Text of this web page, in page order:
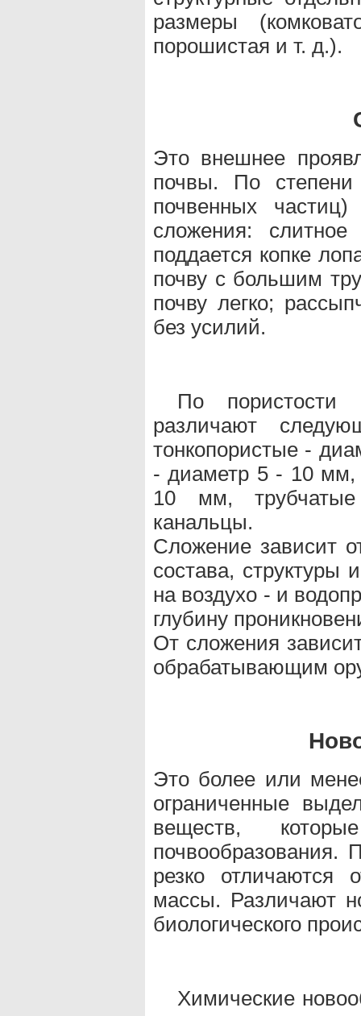
размеры
порошистая и т. д.).
Это внешнее
почвы. По степени
почвенных
сложения:
поддается копке
почву с большим
почву легко;
без усилий.
По пористости
различают
тонкопористые -
- диаметр 5 - 10 мм,
10 мм,
канальцы.
Сложение зависит
состава, структуры
на воздухо - и
глубину
От сложения
обрабатывающим
Это более или
ограниченные
веществ,
почвообразования.
резко отличаются
массы. Различают
биологического
Химические